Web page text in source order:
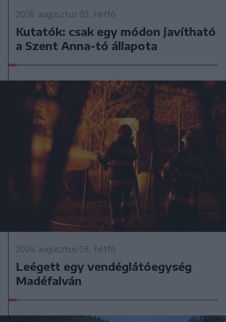
2026. augusztus 03., hétfő
Kutatók: csak egy módon javítható
a Szent Anna-tó állapota
2026. augusztus 03., hétfő
Leégett egy vendéglátóegység
Madéfalván